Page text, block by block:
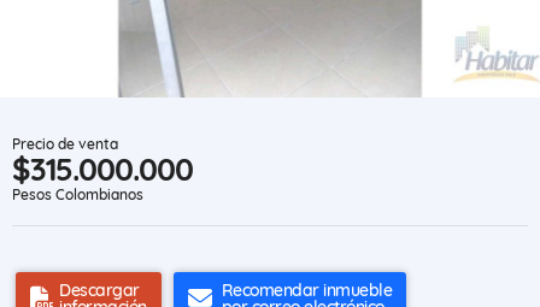
Precio de venta
$315.000.000
Pesos Colombianos
Descargar Recomendar inmueble